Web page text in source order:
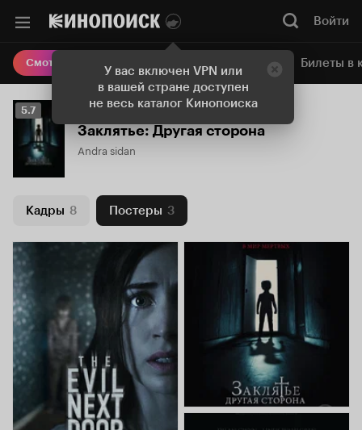
У вас включен VPN или
в вашей стране доступен
не весь каталог Кинопоиска
Войти
Смотреть кино Онлайн-кинотеатр Билеты в
Рейтинг
Кинопоиска
5.7
5.7
Заклятье: Другая сторона
Andra sidan
Кадры 8 Постеры 3